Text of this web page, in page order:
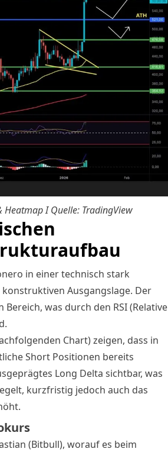
Heatmap I Quelle: TradingView
in einer technisch stark
Ausgangslage. Der
was durch den RSI (Relative
Chart) zeigen, dass in
Short Positionen bereits
Long Delta sichtbar, was
kurzfristig jedoch auch das
(Bitbull), worauf es beim